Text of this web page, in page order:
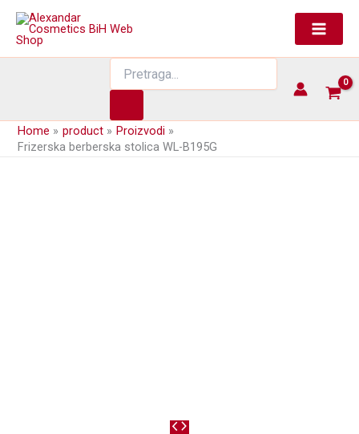
Skip
content
search
Home product
Proizvodi
Frizerska berberska stolica WL-B195G